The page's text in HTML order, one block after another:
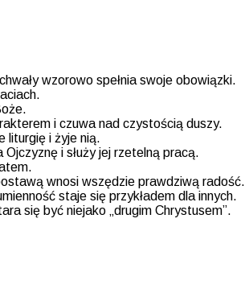
wzorowo spełnia swoje obowiązki.
i czuwa nad czystością duszy.
liturgię i żyje nią.
i służy jej rzetelną pracą.
wnosi wszędzie prawdziwą radość.
staje się przykładem dla innych.
się być niejako „drugim Chrystusem”.